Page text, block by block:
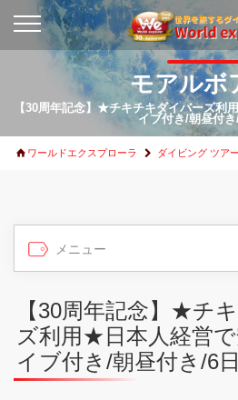
モアルボ
【30周年記念】★チキチキダイバーズ利
イブ付き/朝昼付き
ワールドエクスプローラ ダイビング ツア
【30周年記念】★チ
ズ利用★日本人経営
イブ付き/朝昼付き/6